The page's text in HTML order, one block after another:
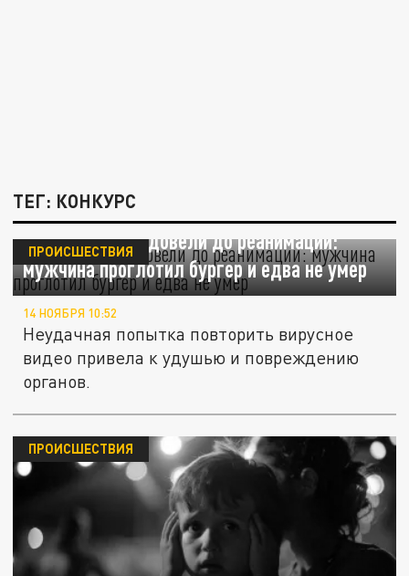
ТЕГ: КОНКУРС
Игры соцсетей довели до реанимации:
мужчина проглотил бургер и едва не умер
ПРОИСШЕСТВИЯ
14 НОЯБРЯ 10:52
Неудачная попытка повторить вирусное
видео привела к удушью и повреждению
органов.
ПРОИСШЕСТВИЯ